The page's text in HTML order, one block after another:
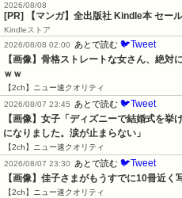
2026/08/08
[PR] 【マンガ】全出版社 Kindle本 セー
Kindleストア
2026/08/08 02:00
あとで読む 🐦Tweet
【画像】骨格ストレートな女さん、絶
ｗｗ
【2ch】ニュー速クオリティ
2026/08/07 23:45
あとで読む 🐦Tweet
【画像】女子「ディズニーで結婚式を
になりました。涙が止まらない」
【2ch】ニュー速クオリティ
2026/08/07 23:30
あとで読む 🐦Tweet
【画像】佳子さまがもうすでに10冊近
【2ch】ニュー速クオリティ